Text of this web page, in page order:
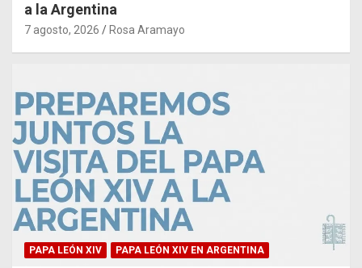
a la Argentina
7 agosto, 2026 Rosa Aramayo
PAPA LEÓN XIV PAPA LEÓN XIV EN ARGENTINA